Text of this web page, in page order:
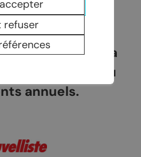
assurent la
Chamoson au
annuels.
refuser